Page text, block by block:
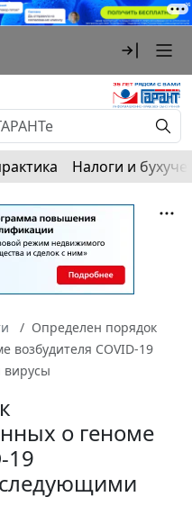
Налоги и
Определен порядок
возбудителя COVID-19
о геноме
19